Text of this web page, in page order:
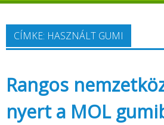
Megújuló és
Minden, ami energia!
CÍMKE: HASZNÁLT GUMI
Rangos
nyert a MOL